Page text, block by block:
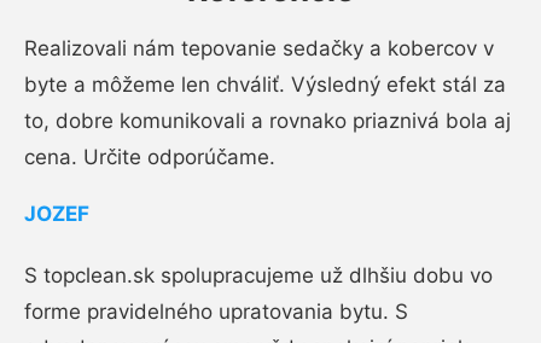
Realizovali nám tepovanie sedačky a kobercov v
byte a môžeme len chváliť. Výsledný efekt stál za
to, dobre komunikovali a rovnako priaznivá bola aj
cena. Určite odporúčame.
JOZEF
S topclean.sk spolupracujeme už dlhšiu dobu vo
forme pravidelného upratovania bytu. S